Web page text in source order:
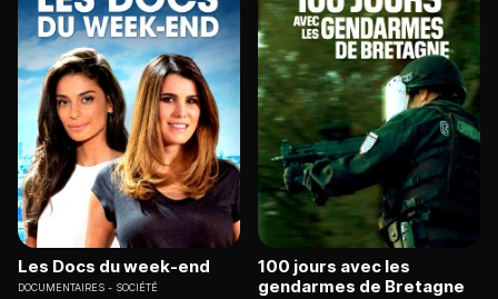
Les Docs du week-end
DOCUMENTAIRES SOCIÉTÉ
100 jours avec les
gendarmes de Bretagne